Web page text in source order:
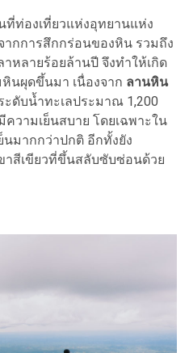
ท่องเที่ยวแห่งอุทยานแห่ง
ากการสึกกร่อนของหิน รวมถึง
หลายร้อยล้านปี จึงทำให้เกิด
นผุดขึ้นมา เนื่องจาก ลานหิน
ดับน้ำทะเลประมาณ 1,200
วามเย็นสบาย โดยเฉพาะใน
มากกว่าปกติ อีกทั้งยัง
าสีเขียวที่ขึ้นสลับซับซ่อนด้วย